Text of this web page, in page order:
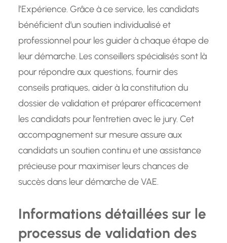
l’Expérience. Grâce à ce service, les candidats
bénéficient d’un soutien individualisé et
professionnel pour les guider à chaque étape de
leur démarche. Les conseillers spécialisés sont là
pour répondre aux questions, fournir des
conseils pratiques, aider à la constitution du
dossier de validation et préparer efficacement
les candidats pour l’entretien avec le jury. Cet
accompagnement sur mesure assure aux
candidats un soutien continu et une assistance
précieuse pour maximiser leurs chances de
succès dans leur démarche de VAE.
Informations détaillées sur le
processus de validation des